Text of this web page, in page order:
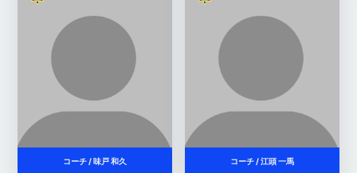
コーチ / 味戸 和久 コーチ / 江頭 一馬